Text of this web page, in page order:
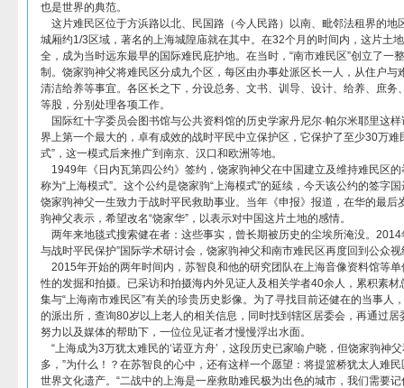
也是世界的典范。
这片难民区位于方浜路以北、民国路（今人民路）以南、毗邻法租界的地
城厢约1/3区域，著名的上海城隍庙就在其中。在32个月的时间内，这片土
全，成为当时远东最早的国际难民庇护地。在当时，“南市难民区”创立了一
制。饶家驹神父将难民区分成九个区，每区由办事处派区长一人，从住户与
清洁给养等事宜。各区长之下，分设总务、文书、训导、设计、给养、庶务
等股，分别处理各项工作。
国际红十字委员会图书馆与公共资料馆的历史学家丹尼尔·帕尔米耶里这
界上第一个最大的，卓有成效的战时平民中立保护区，它保护了至少30万难
式”，这一模式后来推广到南京、汉口和欧洲等地。
1949年《日内瓦第四公约》签约，饶家驹神父在中国建立及维持难民区
称为“上海模式”。这个公约是饶家驹“上海模式”的延续，今天该公约的签字
饶家驹神父一生致力于战时平民救助事业。当年《申报》报道，在华的最后
驹神父表示，希望改名“饶家华”，以表示对中国这片土地的感情。
两年来地毯式搜索健在者：这些事实，曾长期被历史的尘埃所淹没。2014
与战时平民保护”国际学术研讨会，饶家驹神父和南市难民区再度回到公众
2015年开始的两年时间内，苏智良和他的研究团队在上海音像资料馆等
性的发掘和拍摄。已采访和拍摄海内外见证人及相关学者40余人，累积素
集与“上海南市难民区”有关的珍贵历史影像。为了寻找目前还健在的当事人
的派出所，查询80岁以上老人的相关信息，同时找到辖区居委会，再通过居
努力以及媒体的帮助下，一位位见证者才慢慢浮出水面。
“上海成为3万犹太难民的‘诺亚方舟’，这段历史已家喻户晓，但饶家驹神
多，”为什么！？在苏智良的心中，还有这样一个愿望：将提篮桥犹太人难
世界文化遗产。“二战中的上海是一座救助难民极为出色的城市，我们需要记